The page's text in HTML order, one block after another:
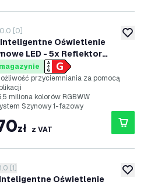
Inteligentne Oświetlenie
LED - 5x Reflektor
- 4.9W - RGB+CCT -
Przyciemniania -
Szynowy 1-fazowy -
oceny
0.0 [0]
przyciemniania za pomocą
miliona kolorów RGBWW
Szynowy 1-fazowy
zł z VAT
Inteligentne Oświetlenie
otwórz panel recenzji
oceny
1.0 [1]